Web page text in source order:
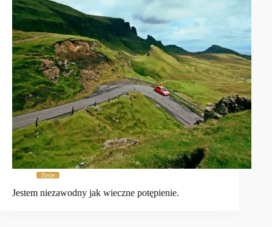
Życie
Jestem niezawodny jak wieczne potępienie.